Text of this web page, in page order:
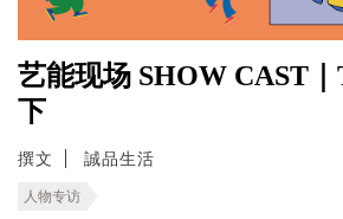
艺能现场 SHOW CAST
下
撰文 誠品生活
人物专访